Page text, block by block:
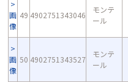
画
像
49 4902751343046
モンテ
ール
画
像
50 4902751343527
モンテ
ール